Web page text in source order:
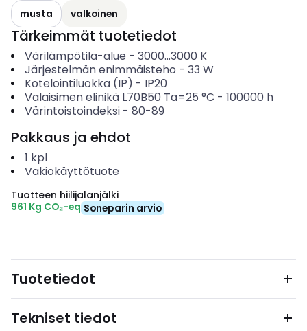
musta valkoinen
Tärkeimmät tuotetiedot
Värilämpötila-alue - 3000...3000 K
Järjestelmän enimmäisteho - 33 W
Kotelointiluokka (IP) - IP20
Valaisimen elinikä L70B50 Ta=25 °C - 100000 h
Värintoistoindeksi- 80-89
Pakkaus ja ehdot
1 kpl
Vakiokäyttötuote
Tuotteen hiilijalanjälki
961 Kg CO₂-eq Soneparin arvio
Tuotetiedot
Tekniset tiedot